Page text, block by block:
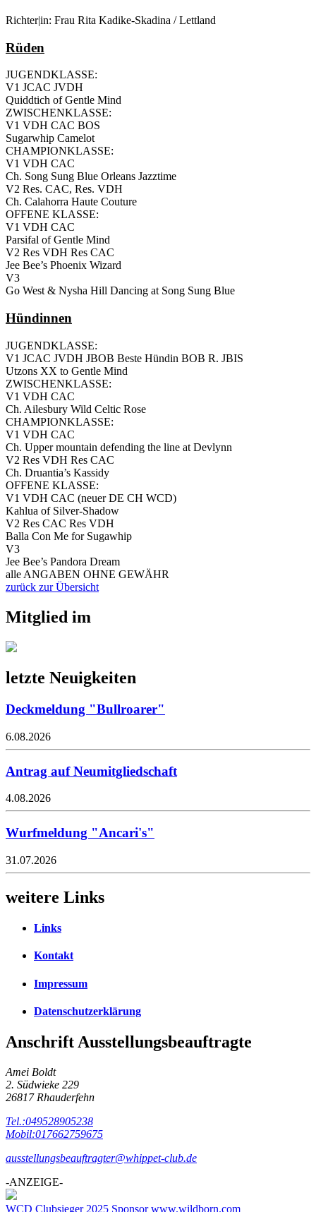
Richter|in: Frau Rita Kadike-Skadina / Lettland
Rüden
JUGENDKLASSE:
V1 JCAC JVDH
Quiddtich of Gentle Mind
ZWISCHENKLASSE:
V1 VDH CAC BOS
Sugarwhip Camelot
CHAMPIONKLASSE:
V1 VDH CAC
Ch. Song Sung Blue Orleans Jazztime
V2 Res. CAC, Res. VDH
Ch. Calahorra Haute Couture
OFFENE KLASSE:
V1 VDH CAC
Parsifal of Gentle Mind
V2 Res VDH Res CAC
Jee Bee’s Phoenix Wizard
V3
Go West & Nysha Hill Dancing at Song Sung Blue
Hündinnen
JUGENDKLASSE:
V1 JCAC JVDH JBOB Beste Hündin BOB R. JBIS
Utzons XX to Gentle Mind
ZWISCHENKLASSE:
V1 VDH CAC
Ch. Ailesbury Wild Celtic Rose
CHAMPIONKLASSE:
V1 VDH CAC
Ch. Upper mountain defending the line at Devlynn
V2 Res VDH Res CAC
Ch. Druantia’s Kassidy
OFFENE KLASSE:
V1 VDH CAC (neuer DE CH WCD)
Kahlua of Silver-Shadow
V2 Res CAC Res VDH
Balla Con Me for Sugawhip
V3
Jee Bee’s Pandora Dream
alle ANGABEN OHNE GEWÄHR
zurück zur Übersicht
Mitglied im
letzte Neuigkeiten
Deckmeldung "Bullroarer"
6.08.2026
Antrag auf Neumitgliedschaft
4.08.2026
Wurfmeldung "Ancari's"
31.07.2026
weitere Links
Links
Kontakt
Impressum
Datenschutzerklärung
Anschrift Ausstellungsbeauftragte
Amei Boldt
2. Südwieke 229
26817 Rhauderfehn
Tel.:049528905238
Mobil:017662759675
ausstellungsbeauftragter@whippet-club.de
-ANZEIGE-
WCD Clubsieger 2025 Sponsor www.wildborn.com